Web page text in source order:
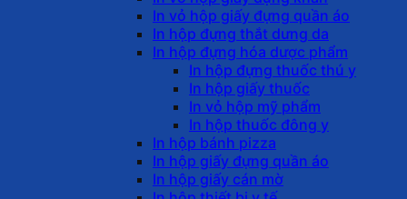
In vỏ hộp giấy đựng quần áo
In hộp đựng thắt dưng da
In hộp đựng hóa dược phẩm
In hộp đựng thuốc thú y
In hộp giấy thuốc
In vỏ hộp mỹ phẩm
In hộp thuốc đông y
In hộp bánh pizza
In hộp giấy đựng quần áo
In hộp giấy cán mờ